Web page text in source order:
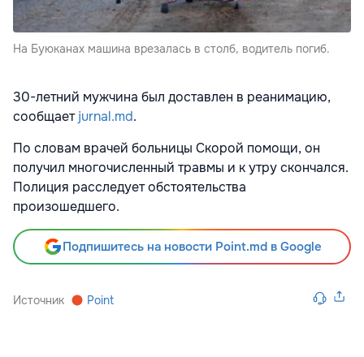
На Буюканах машина врезалась в столб, водитель погиб.
30-летний мужчина был доставлен в реанимацию,
сообщаетjurnal.md.
По словам врачей больницы Скорой помощи, он
получил многочисленный травмы и к утру скончался.
Полиция расследует обстоятельства
произошедшего.
Подпишитесь на новости Point.md в Google
Источник Point